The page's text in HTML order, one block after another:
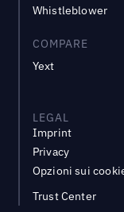
Whistleblower
COMPARE
Yext
LEGAL
Imprint
Privacy
Opzioni sui
Trust Center